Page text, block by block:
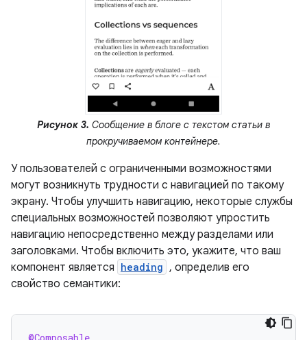
Рисунок 3. Сообщение в блоге с текстом статьи в
прокручиваемом контейнере.
У пользователей с ограниченными возможностями
могут возникнуть трудности с навигацией по такому
экрану. Чтобы улучшить навигацию, некоторые службы
специальных возможностей позволяют упростить
навигацию непосредственно между разделами или
заголовками. Чтобы включить это, укажите, что ваш
компонент является heading , определив его
свойство семантики:
@Composable